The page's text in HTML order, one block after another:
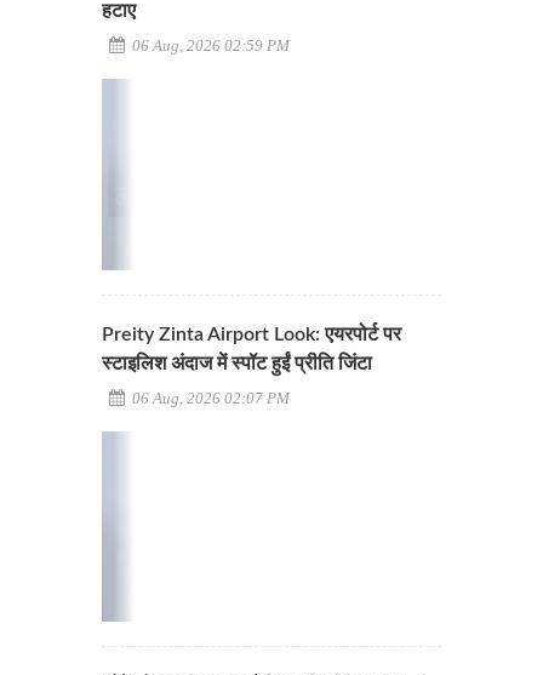
हटाए
06 Aug, 2026 02:59 PM
Preity Zinta Airport Look: एयरपोर्ट पर
स्टाइलिश अंदाज में स्पॉट हुईं प्रीति जिंटा
06 Aug, 2026 02:07 PM